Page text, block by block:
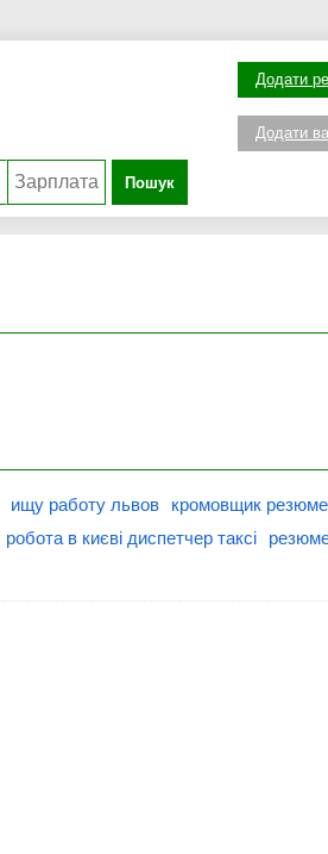
Пошук
Додати
Додати
ищу работу львов
кромовщик
робота в києві диспетчер таксі